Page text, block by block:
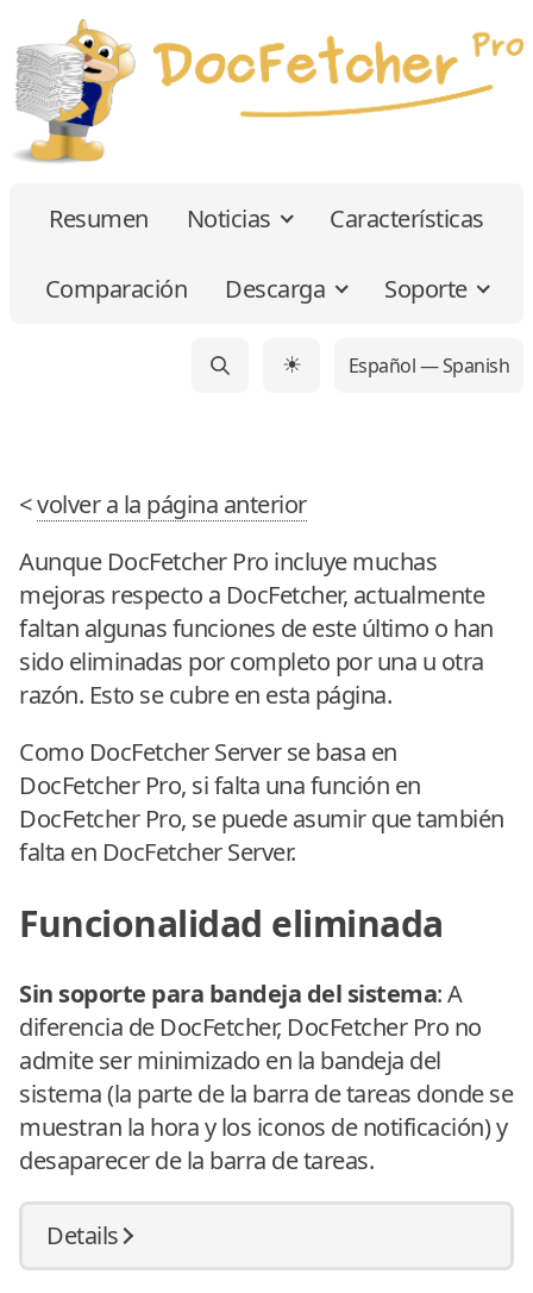
Resumen Noticias Características
Comparación Descarga Soporte
☀ Español — Spanish
<volver a la página anterior
Aunque DocFetcher Pro incluye muchas
mejoras respecto a DocFetcher, actualmente
faltan algunas funciones de este último o han
sido eliminadas por completo por una u otra
razón. Esto se cubre en esta página.
Como DocFetcher Server se basa en
DocFetcher Pro, si falta una función en
DocFetcher Pro, se puede asumir que también
falta en DocFetcher Server.
Funcionalidad eliminada
Sin soporte para bandeja del sistema: A
diferencia de DocFetcher, DocFetcher Pro no
admite ser minimizado en la bandeja del
sistema (la parte de la barra de tareas donde se
muestran la hora y los iconos de notificación) y
desaparecer de la barra de tareas.
Details